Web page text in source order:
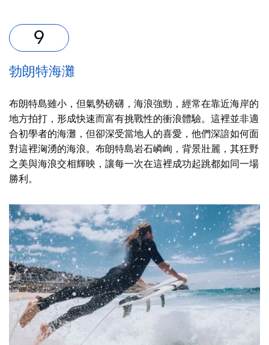
勃朗特海灘
布朗特島雖小，但氣勢磅礴，海浪強勁，經常在靠近海岸的
地方拍打，形成快速而富有挑戰性的衝浪體驗。這裡並非適
合初學者的海灘，但卻深受當地人的喜愛，他們深諳如何面
對這裡洶湧的海浪。布朗特島岩石嶙峋，背景壯麗，其狂野
之美與海浪交相輝映，讓每一次在這裡成功起跳都如同一場
勝利。